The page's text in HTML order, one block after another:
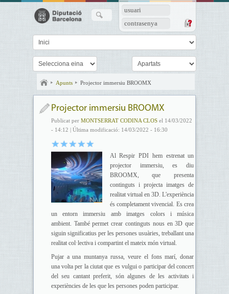
usuari
contrasenya
Apunts Projector immersiu BROOMX
Projector immersiu BROOMX
Publicat per MONTSERRAT CODINA CLOSel 14/03/2022
- 14:12 | Última modificació: 14/03/2022 - 16:30
Al Respir PDI hem estrenat un
projector immersiu, es diu
BROOMX, que presenta
continguts i projecta imatges de
realitat virtual en 3D. L'experiència
és completament vivencial. Es crea
un entorn immersiu amb imatges colors i música
ambient. També permet crear continguts nous en 3D que
siguin significatius per les persones usuàries, treballant una
realitat col·lectiva i compartint el mateix món virtual.
Pujar a una muntanya russa, veure el fons marí, donar
una volta per la ciutat que es vulgui o participar del concert
del seu cantant preferit, són algunes de les activitats i
experiències de les que les persones poden participar.